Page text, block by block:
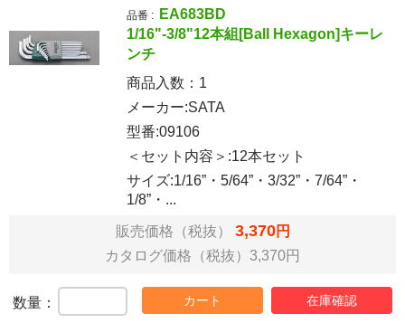
品番 :
EA683BD
1/16"-3/8"12本組[Ball Hexagon]キーレ
ンチ
商品入数： 1
メーカー:SATA
型番:09106
＜セット内容＞:12本セット
サイズ:1/16”・5/64”・3/32”・7/64”・
1/8”・...
販売価格（税抜） 3,370円
カタログ価格（税抜）3,370円
数量： カート 在庫確認